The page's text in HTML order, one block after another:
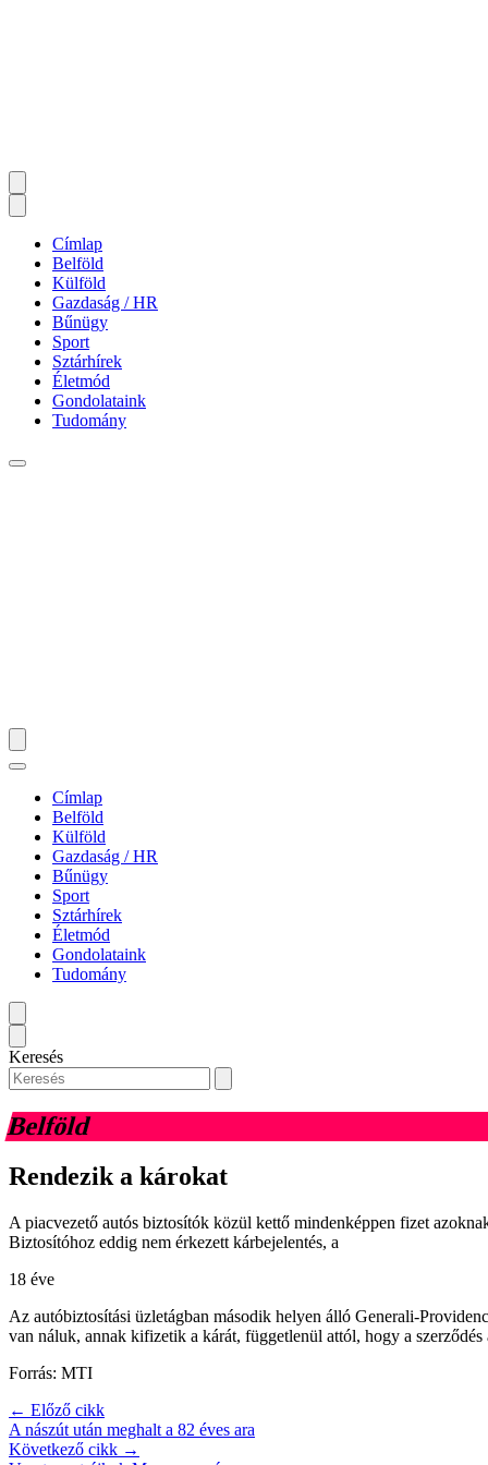
Címlap
Belföld
Külföld
Gazdaság / HR
Bűnügy
Sport
Sztárhírek
Életmód
Gondolataink
Tudomány
Címlap
Belföld
Külföld
Gazdaság / HR
Bűnügy
Sport
Sztárhírek
Életmód
Gondolataink
Tudomány
Keresés
Belföld
Rendezik a károkat
A piacvezető autós biztosítók közül kettő mindenképpen fizet
Biztosítóhoz eddig nem érkezett kárbejelentés, a
18 éve
Az autóbiztosítási üzletágban második helyen álló Generali-
van náluk, annak kifizetik a kárát, függetlenül attól, hogy a
Forrás: MTI
← Előző cikk
A nászút után meghalt a 82 éves ara
Következő cikk →